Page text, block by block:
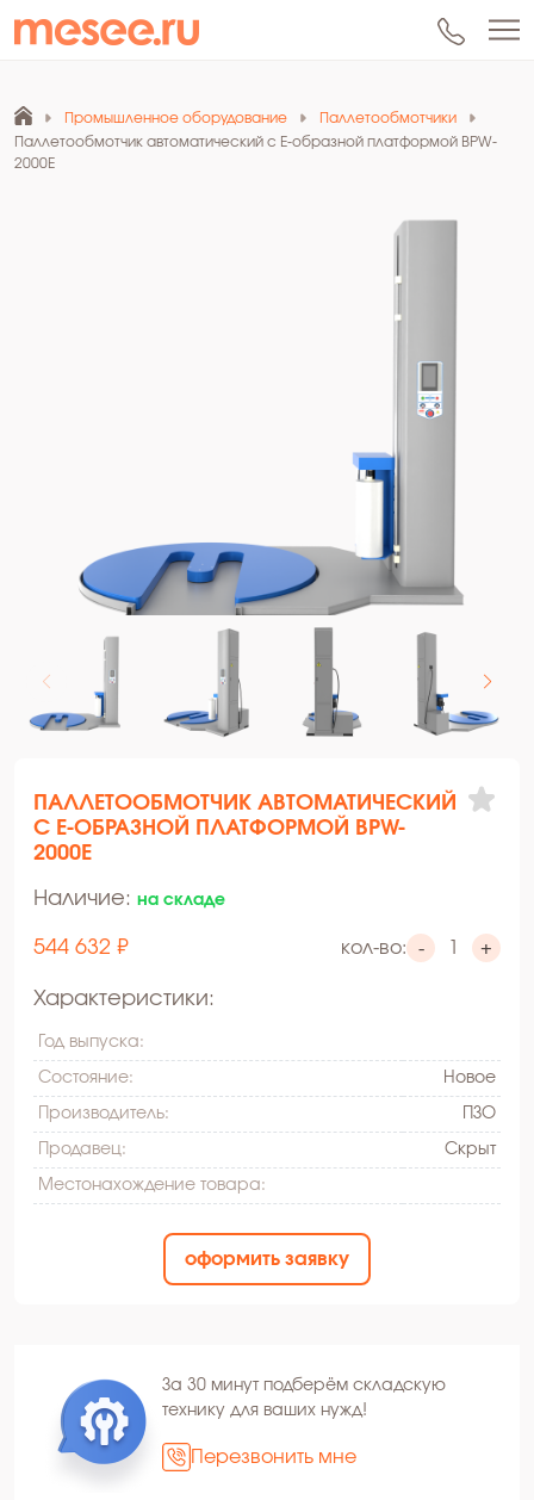
Промышленное оборудование
Паллетообмотчики
Паллетообмотчик автоматический с Е-образной платформой BPW-
2000E
ПАЛЛЕТООБМОТЧИК АВТОМАТИЧЕСКИЙ
С Е-ОБРАЗНОЙ ПЛАТФОРМОЙ BPW-
2000E
Наличие: на складе
544 632 ₽ кол-во: - +
Характеристики:
Год выпуска:
Состояние: Hовое
Производитель: ПЗО
Продавец: Скрыт
Местонахождение товара:
оформить заявку
За 30 минут подберём складскую
технику для ваших нужд!
Перезвонить мне